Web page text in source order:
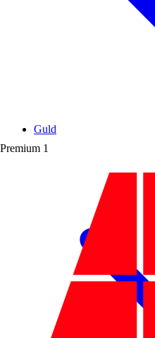
Premium 1
Guld